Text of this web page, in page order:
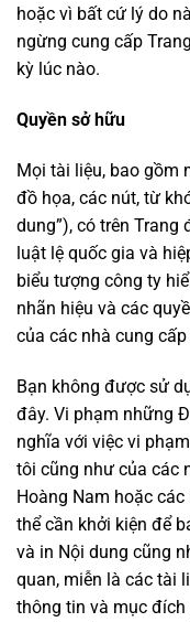
hoặc vì bất cứ lý do
ngừng cung cấp
kỳ lúc nào.
Quyền sở hữu
Mọi tài liệu, bao gồm
đồ họa, các nút, từ
dung”), có trên Trang
luật lệ quốc gia và
biểu tượng công ty
nhãn hiệu và các
của các nhà cung
Bạn không được sử
đây. Vi phạm những
nghĩa với việc vi
tôi cũng như của các
Hoàng Nam hoặc
thể cần khởi kiện để
và in Nội dung cũng
quan, miễn là các tài
thông tin và mục